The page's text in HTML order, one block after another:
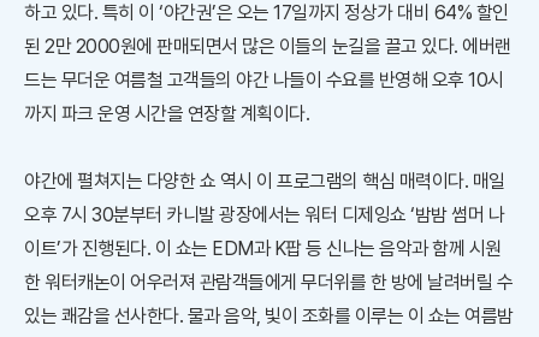
하고 있다. 특히 이 ‘야간권’은 오는 17일까지 정상가 대비 64% 할인
된 2만 2000원에 판매되면서 많은 이들의 눈길을 끌고 있다. 에버랜
드는 무더운 여름철 고객들의 야간 나들이 수요를 반영해 오후 10시
까지 파크 운영 시간을 연장할 계획이다.
야간에 펼쳐지는 다양한 쇼 역시 이 프로그램의 핵심 매력이다. 매일
오후 7시 30분부터 카니발 광장에서는 워터 디제잉쇼 ‘밤밤 썸머 나
이트’가 진행된다. 이 쇼는 EDM과 K팝 등 신나는 음악과 함께 시원
한 워터캐논이 어우러져 관람객들에게 무더위를 한 방에 날려버릴 수
있는 쾌감을 선사한다. 물과 음악, 빛이 조화를 이루는 이 쇼는 여름밤